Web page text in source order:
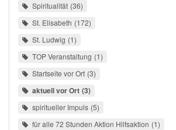
Spiritualität 36
St. Elisabeth 172
St. Ludwig 1
TOP Veranstaltung 1
Startseite vor Ort 3
aktuell vor Ort 3
spiritueller Impuls 5
für alle 72 Stunden Aktion Hilfsaktion 1